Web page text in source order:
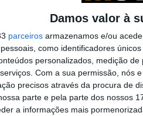
Damos valor à
parceiros armazenamos e/ou
como identificadores
personalizados, medição
Com a sua permissão, nós
precisos através da procura de
parte e pela parte dos nossos
a informações mais